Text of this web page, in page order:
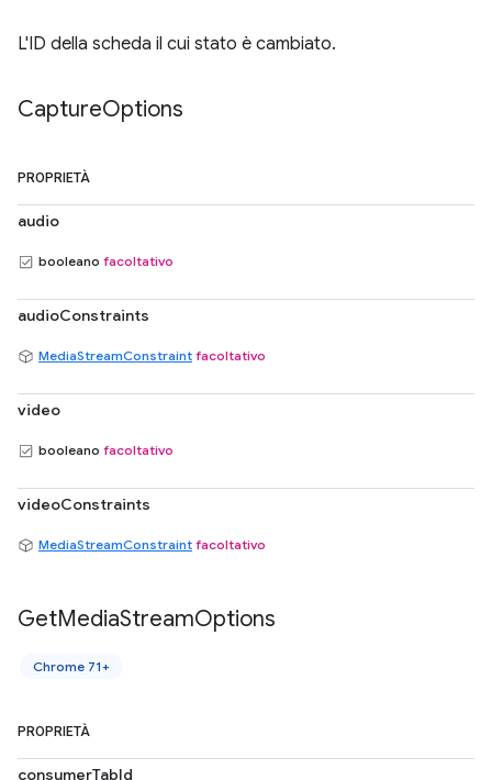
L'ID della scheda il cui stato è cambiato.
CaptureOptions
PROPRIETÀ
audio
booleano facoltativo
audioConstraints
MediaStreamConstraint facoltativo
video
booleano facoltativo
videoConstraints
MediaStreamConstraint facoltativo
GetMediaStreamOptions
Chrome 71+
PROPRIETÀ
consumerTabId